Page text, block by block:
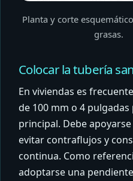
Planta y corte
grasas.
Colocar la tubería
En viviendas es
de 100 mm o 4
principal. Debe
evitar contraflujos y
continua. Como
adoptarse una